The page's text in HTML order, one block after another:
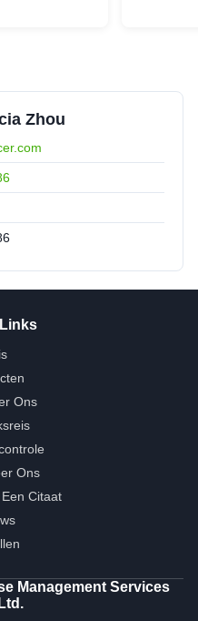
Zhou
Ons
Ons
Citaat
Management Services